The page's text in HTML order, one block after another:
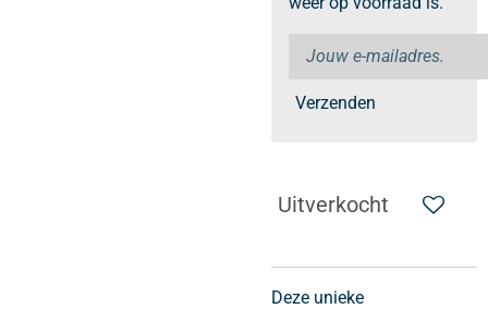
Verzenden
Uitverkocht
Deze unieke